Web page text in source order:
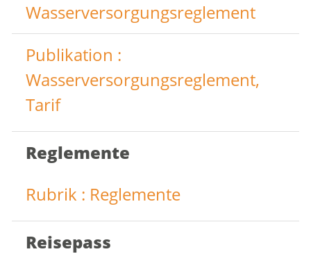
Wasserversorgungsreglement
Publikation :
Wasserversorgungsreglement,
Tarif
Reglemente
Rubrik : Reglemente
Reisepass